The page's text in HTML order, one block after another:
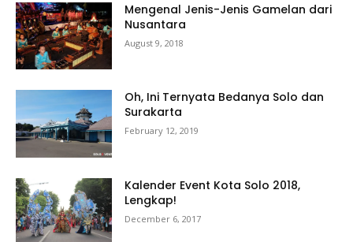
Mengenal Jenis-Jenis Gamelan dari
Nusantara
August 9, 2018
Oh, Ini Ternyata Bedanya Solo dan
Surakarta
February 12, 2019
Kalender Event Kota Solo 2018,
Lengkap!
December 6, 2017